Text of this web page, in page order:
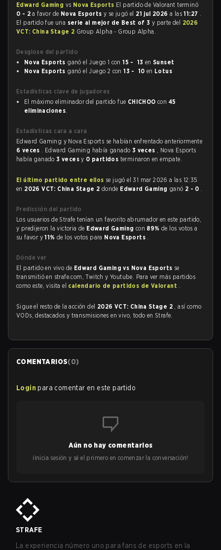
Edward Gaming vs Nova Esports El partido de Valorant terminó
0 - 2 a favor de Nova Esportsy se jugó el 21 jul 2026a las11:27 .
El partido fue una serie al mejor de Best of 3 y parte del 2026
VCT: China Stage 2 Group Alpha - Group Alpha.
Desglose del partido
Nova Esports ganó el Juego 1 con15 - 13 enSunset
Nova Esports ganó el Juego 2 con13 - 10 en Lotus
Estadísticas clave de jugadores
El máximo eliminador del partido fue CHICHOO con 45
eliminaciones.
Estadísticas cara a cara
Edward Gaming y Nova Esports se habían enfrentado anteriormente
6 veces . Edward Gaming había ganado 3 veces , Nova Esports
había ganado3 vecesy 0 partidos terminaron en empate.
El último partido entre ellos se jugó el 31 mar 2026 a las 12:35
en 2026 VCT: China Stage 2 donde Edward Gaming ganó 2 - 0 .
Predicción del partido
Los usuarios de Strafe tenían un favorito abrumador en este partido,
y predijeron la victoria de Edward Gaming con 89%de los votos a
su favor y11%de los votos para Nova Esports .
Dónde ver
El partido en vivo de Edward Gaming vs Nova Esports se
transmitió en strafe.com, Twitch y Youtube. Para ver más partidos
como este, visita el calendario de partidos de Valorant .
Sigue el resto de la acción del 2026 VCT: China Stage 2 , así como
VODs, destacados y transmisiones en vivo, todo en Strafe.
COMENTARIOS(0)
Login para comentar en este partido
Aún no hay comentarios
¡Inicia sesión y sé el primero en comenzar la conversación!
STRAFE
La experiencia número uno para fans de esports en la